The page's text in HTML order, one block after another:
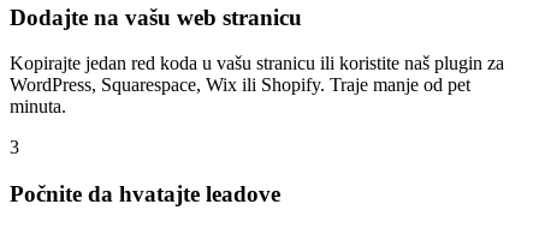
Dodajte na vašu web stranicu
Kopirajte jedan red koda u vašu stranicu ili koristite naš plugin za
WordPress, Squarespace, Wix ili Shopify. Traje manje od pet
minuta.
3
Počnite da hvatajte leadove